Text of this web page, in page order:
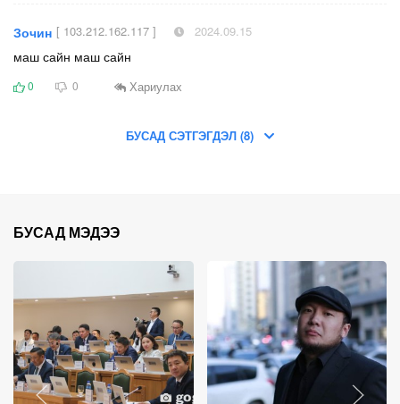
Зочин [ 103.212.162.117 ] 2024.09.15
маш сайн маш сайн
0 0 Хариулах
БУСАД СЭТГЭГДЭЛ (8)
БУСАД МЭДЭЭ